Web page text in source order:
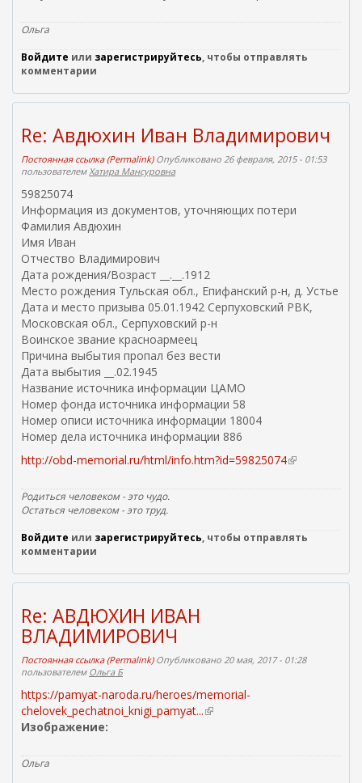
Ольга
Войдите или зарегистрируйтесь, чтобы отправлять
комментарии
Re: Авдюхин Иван Владимирович
Постоянная ссылка (Permalink)Опубликовано 26 февраля, 2015 - 01:53
пользователемХатира Мансуровна
59825074
Информация из документов, уточняющих потери
Фамилия Авдюхин
Имя Иван
Отчество Владимирович
Дата рождения/Возраст __.__.1912
Место рождения Тульская обл., Епифанский р-н, д. Устье
Дата и место призыва 05.01.1942 Серпуховский РВК,
Московская обл., Серпуховский р-н
Воинское звание красноармеец
Причина выбытия пропал без вести
Дата выбытия __.02.1945
Название источника информации ЦАМО
Номер фонда источника информации 58
Номер описи источника информации 18004
Номер дела источника информации 886
http://obd-memorial.ru/html/info.htm?id=59825074(
н
н
я
к
Родиться человеком - это чудо.
Остаться человеком - это труд.
Войдите или зарегистрируйтесь, чтобы отправлять
комментарии
Re: АВДЮХИН ИВАН
ВЛАДИМИРОВИЧ
Постоянная ссылка (Permalink)Опубликовано 20 мая, 2017 - 01:28
пользователем Ольга Б
https://pamyat-naroda.ru/heroes/memorial-
chelovek_pechatnoi_knigi_pamyat...(
е
Изображение:
Ольга